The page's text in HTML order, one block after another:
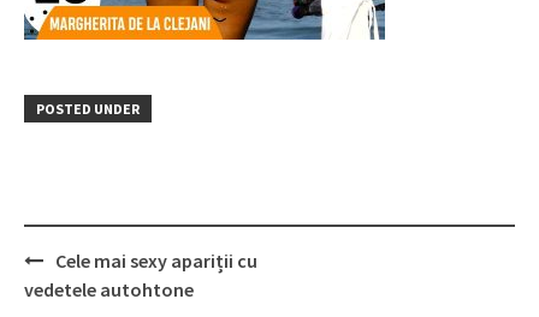
POSTED UNDER
Post
navigation
Cele mai sexy apariții cu
vedetele autohtone